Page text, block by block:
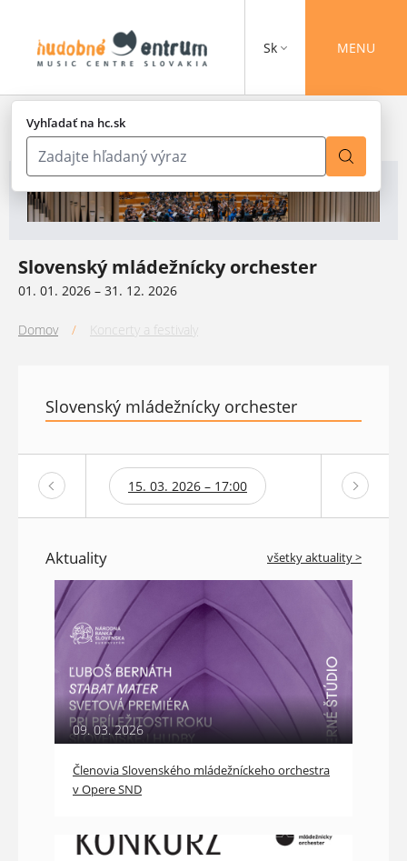
Vyhľadať na hc.sk
Sk MENU
Slovenský mládežnícky orchester
01. 01. 2026 – 31. 12. 2026
Domov / Koncerty a festivaly
Slovenský mládežnícky orchester
15. 03. 2026 – 17:00
Aktuality všetky aktuality >
09. 03. 2026
Členovia Slovenského mládežníckeho orchestra
v Opere SND